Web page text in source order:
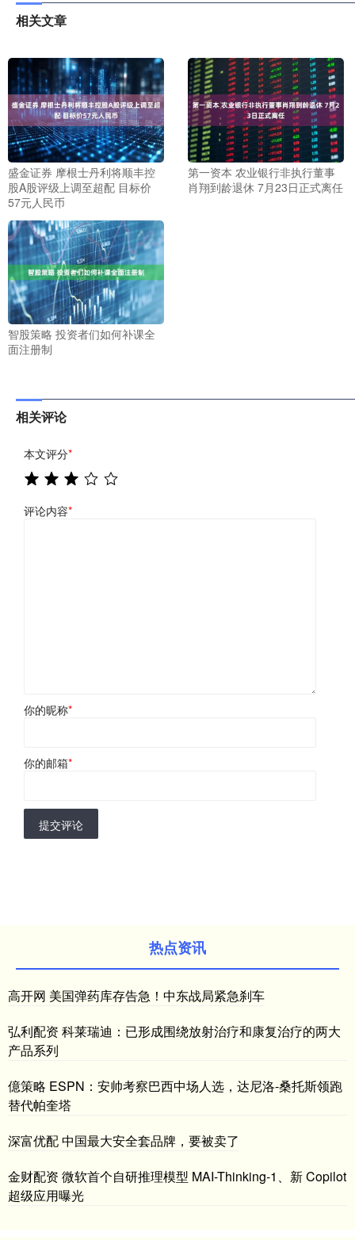
相关文章
盛金证券 摩根士丹利将顺丰控
股A股评级上调至超配 目标价
57元人民币
第一资本 农业银行非执行董事
肖翔到龄退休 7月23日正式离任
智股策略 投资者们如何补课全
面注册制
相关评论
本文评分*
评论内容*
你的昵称*
你的邮箱*
提交评论
热点资讯
高开网 美国弹药库存告急！中东战局紧急刹车
弘利配资 科莱瑞迪：已形成围绕放射治疗和康复治疗的两大
产品系列
億策略 ESPN：安帅考察巴西中场人选，达尼洛-桑托斯领跑
替代帕奎塔
深富优配 中国最大安全套品牌，要被卖了
金财配资 微软首个自研推理模型 MAI-Thinking-1、新 Copilot
超级应用曝光